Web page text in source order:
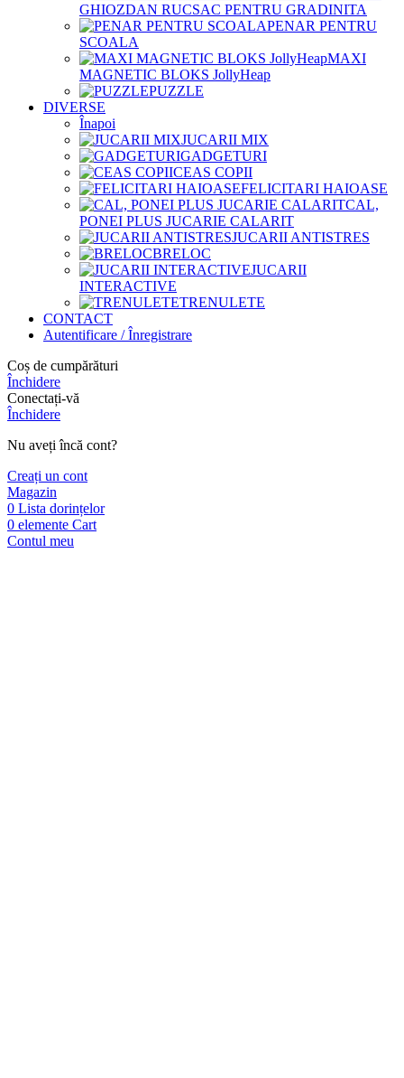
GHIOZDAN RUCSAC PENTRU GRADINITA
PENAR PENTRU
SCOALA
MAXI
MAGNETIC BLOKS JollyHeap
PUZZLE
DIVERSE
Înapoi
JUCARII MIX
GADGETURI
CEAS COPII
FELICITARI HAIOASE
CAL,
PONEI PLUS JUCARIE CALARIT
JUCARII ANTISTRES
BRELOC
JUCARII
INTERACTIVE
TRENULETE
CONTACT
Autentificare / Înregistrare
Coș de cumpărături
Închidere
Conectați-vă
Închidere
Nu aveți încă cont?
Creați un cont
Magazin
0 Lista dorințelor
0 elemente Cart
Contul meu